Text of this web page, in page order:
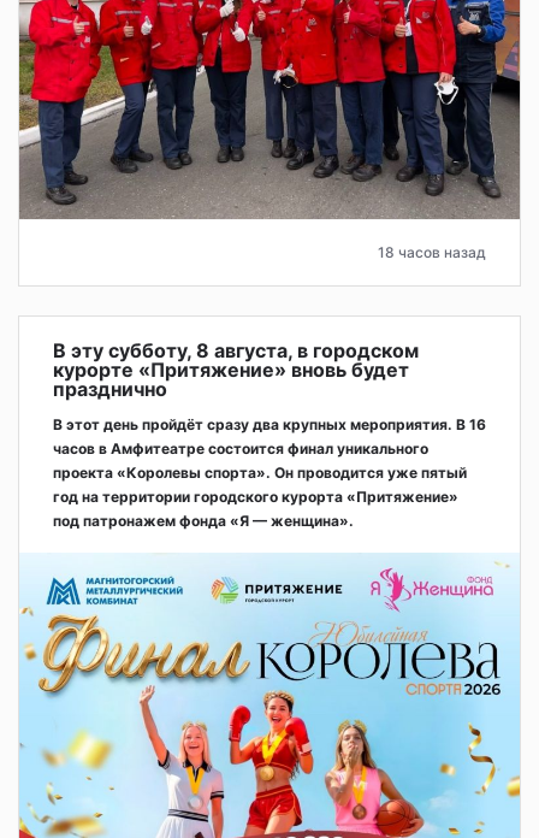
18 часов назад
В эту субботу, 8 августа, в городском
курорте «Притяжение» вновь будет
празднично
В этот день пройдёт сразу два крупных мероприятия. В 16
часов в Амфитеатре состоится финал уникального
проекта «Королевы спорта». Он проводится уже пятый
год на территории городского курорта «Притяжение»
под патронажем фонда «Я — женщина».